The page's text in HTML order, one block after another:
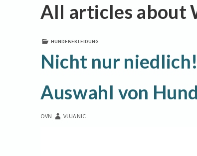
All articles about
HUNDEBEKLEIDUNG
Nicht nur
Auswahl von
OVN VUJANIC